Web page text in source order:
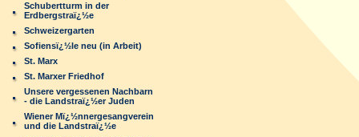
Schubertturm in der
Erdbergstraï¿½e
Schweizergarten
Sofiensï¿½le neu (in Arbeit)
St. Marx
St. Marxer Friedhof
Unsere vergessenen Nachbarn
- die Landstraï¿½er Juden
Wiener Mï¿½nnergesangverein
und die Landstraï¿½e